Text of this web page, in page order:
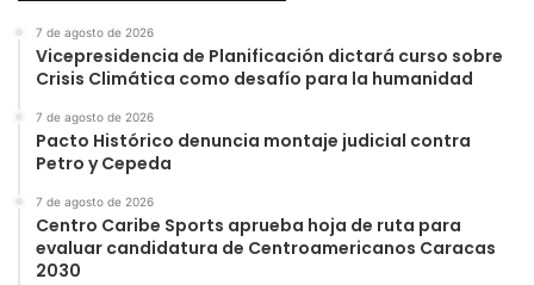
7 de agosto de 2026
Vicepresidencia de Planificación dictará curso sobre
Crisis Climática como desafío para la humanidad
7 de agosto de 2026
Pacto Histórico denuncia montaje judicial contra
Petro y Cepeda
7 de agosto de 2026
Centro Caribe Sports aprueba hoja de ruta para
evaluar candidatura de Centroamericanos Caracas
2030